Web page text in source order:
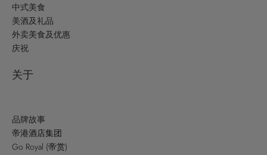
中式美食
美酒及礼品
外卖美食及优惠
庆祝
关于
品牌故事
帝港酒店集团
Go Royal (帝赏)